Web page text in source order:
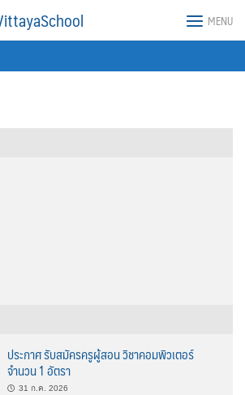
MENU
ประกาศ รับสมัครครูผู้สอน วิชาคอมพิวเตอร์
จำนวน 1 อัตรา
31 ก.ค. 2026